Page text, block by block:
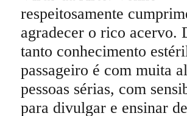
respeitosamente
agradecer o rico acervo.
tanto conhecimento
passageiro é com muita
pessoas sérias, com
para divulgar e ensinar